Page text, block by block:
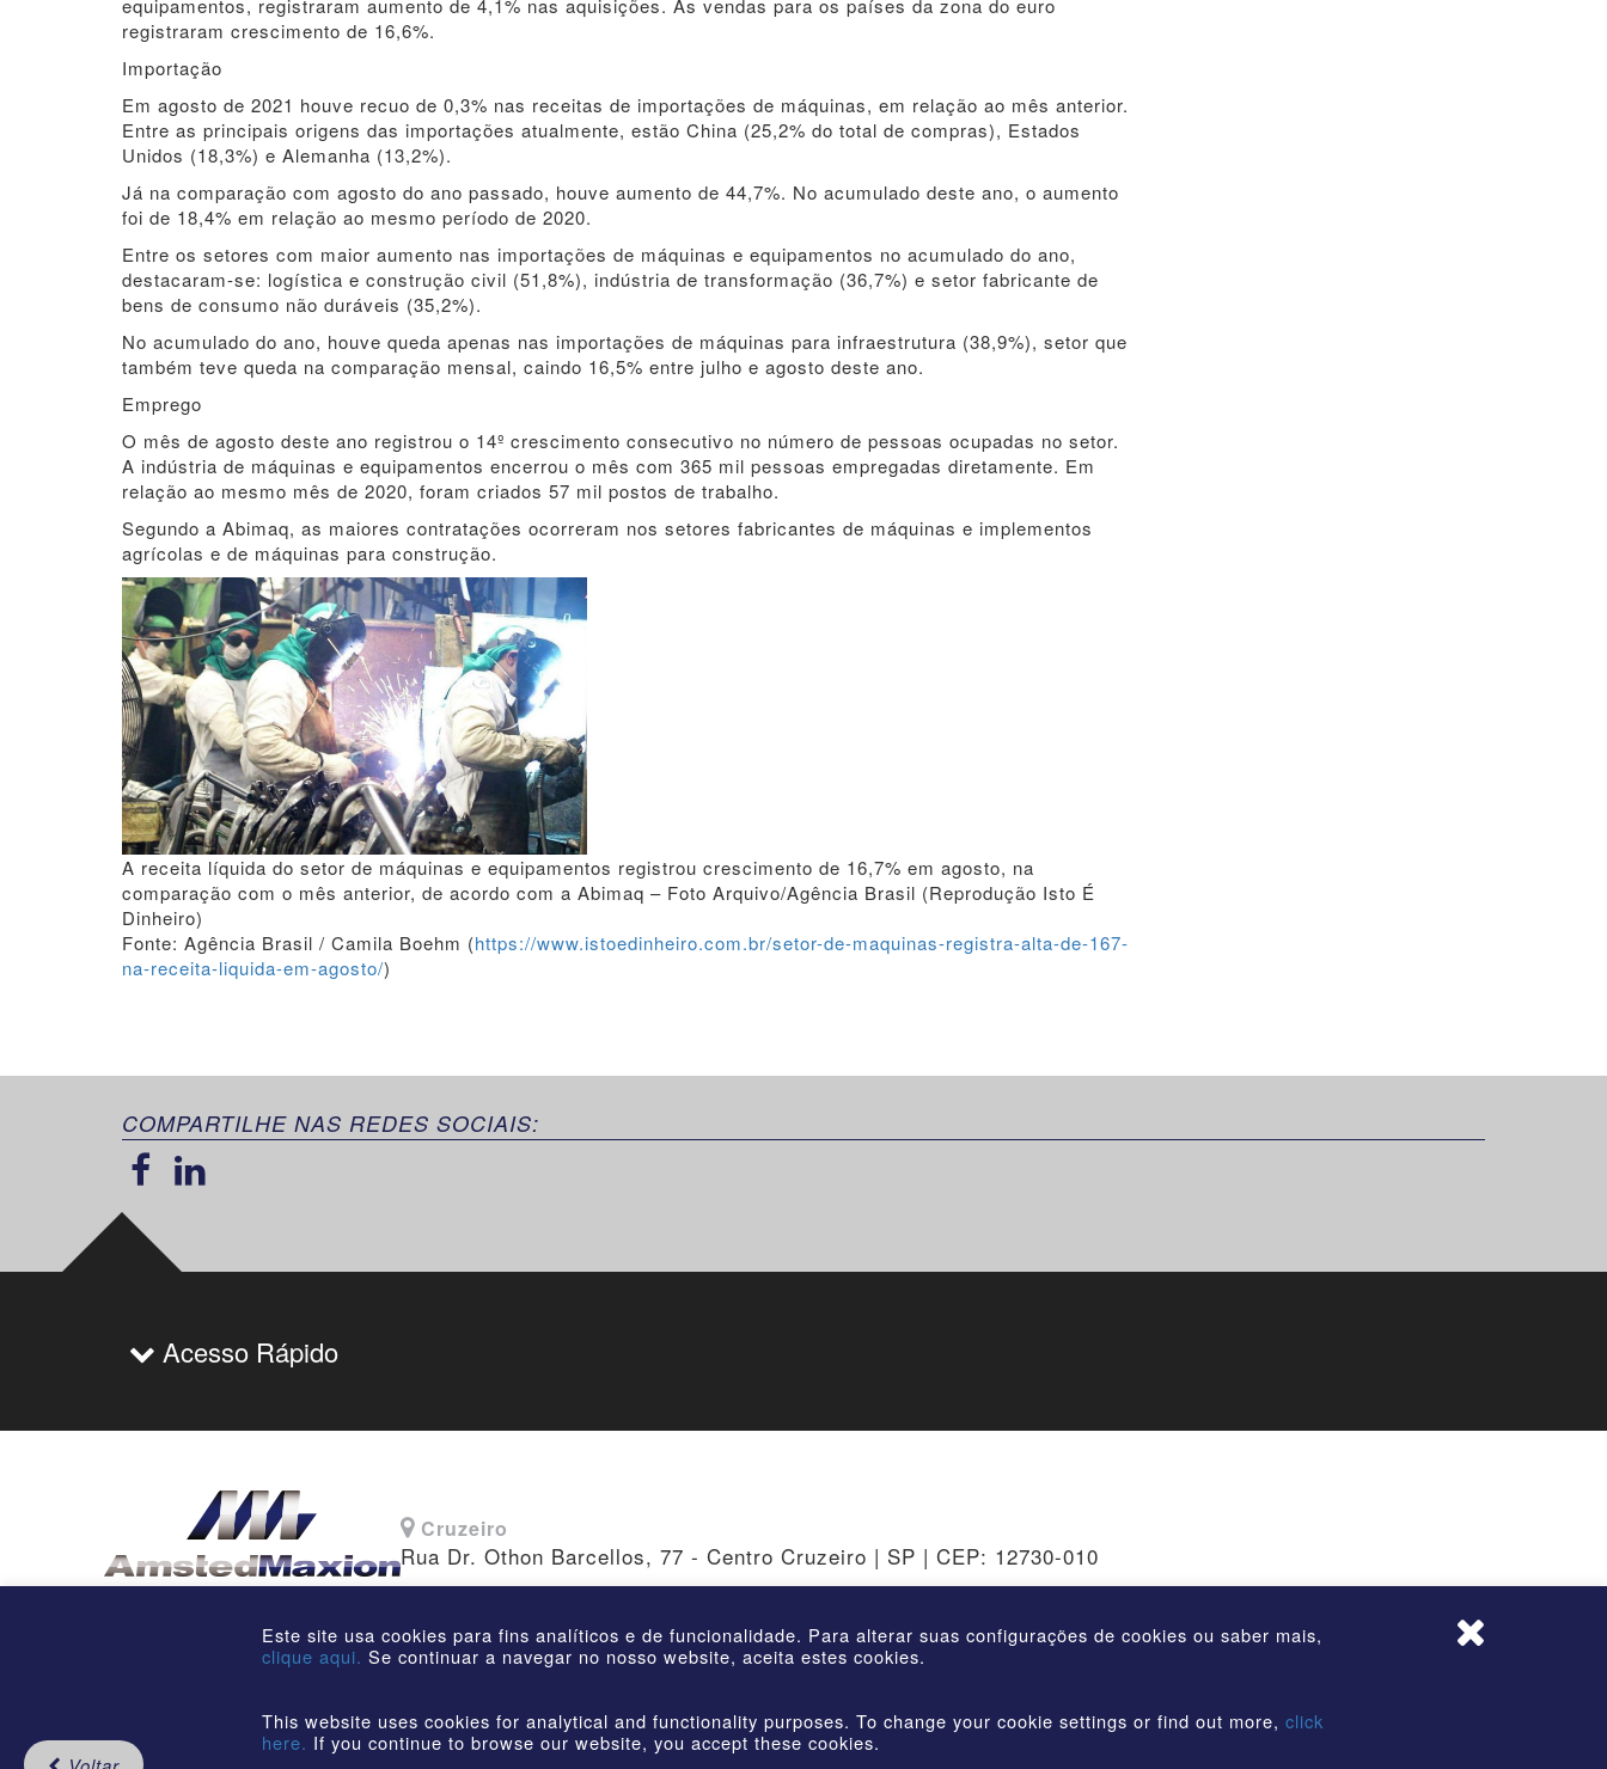
equipamentos, registraram aumento de 4,1% nas aquisições. As vendas para os países da zona do euro
registraram crescimento de 16,6%.
Importação
Em agosto de 2021 houve recuo de 0,3% nas receitas de importações de máquinas, em relação ao mês anterior.
Entre as principais origens das importações atualmente, estão China (25,2% do total de compras), Estados
Unidos (18,3%) e Alemanha (13,2%).
Já na comparação com agosto do ano passado, houve aumento de 44,7%. No acumulado deste ano, o aumento
foi de 18,4% em relação ao mesmo período de 2020.
Entre os setores com maior aumento nas importações de máquinas e equipamentos no acumulado do ano,
destacaram-se: logística e construção civil (51,8%), indústria de transformação (36,7%) e setor fabricante de
bens de consumo não duráveis (35,2%).
No acumulado do ano, houve queda apenas nas importações de máquinas para infraestrutura (38,9%), setor que
também teve queda na comparação mensal, caindo 16,5% entre julho e agosto deste ano.
Emprego
O mês de agosto deste ano registrou o 14º crescimento consecutivo no número de pessoas ocupadas no setor.
A indústria de máquinas e equipamentos encerrou o mês com 365 mil pessoas empregadas diretamente. Em
relação ao mesmo mês de 2020, foram criados 57 mil postos de trabalho.
Segundo a Abimaq, as maiores contratações ocorreram nos setores fabricantes de máquinas e implementos
agrícolas e de máquinas para construção.
A receita líquida do setor de máquinas e equipamentos registrou crescimento de 16,7% em agosto, na
comparação com o mês anterior, de acordo com a Abimaq – Foto Arquivo/Agência Brasil (Reprodução Isto É
Dinheiro)
Fonte: Agência Brasil / Camila Boehm (https://www.istoedinheiro.com.br/setor-de-maquinas-registra-alta-de-167-
na-receita-liquida-em-agosto/)
COMPARTILHE NAS REDES SOCIAIS:
Acesso Rápido
Cruzeiro
Rua Dr. Othon Barcellos, 77 - Centro Cruzeiro | SP | CEP: 12730-010
©2026 | AmstedMaxion Criando Caminhos | Todos os direitos reservados
Este site usa cookies para fins analíticos e de funcionalidade. Para alterar suas configurações de cookies ou saber mais,
clique aqui.Se continuar a navegar no nosso website, aceita estes cookies.
This website uses cookies for analytical and functionality purposes. To change your cookie settings or find out more,click
here. If you continue to browse our website, you accept these cookies.